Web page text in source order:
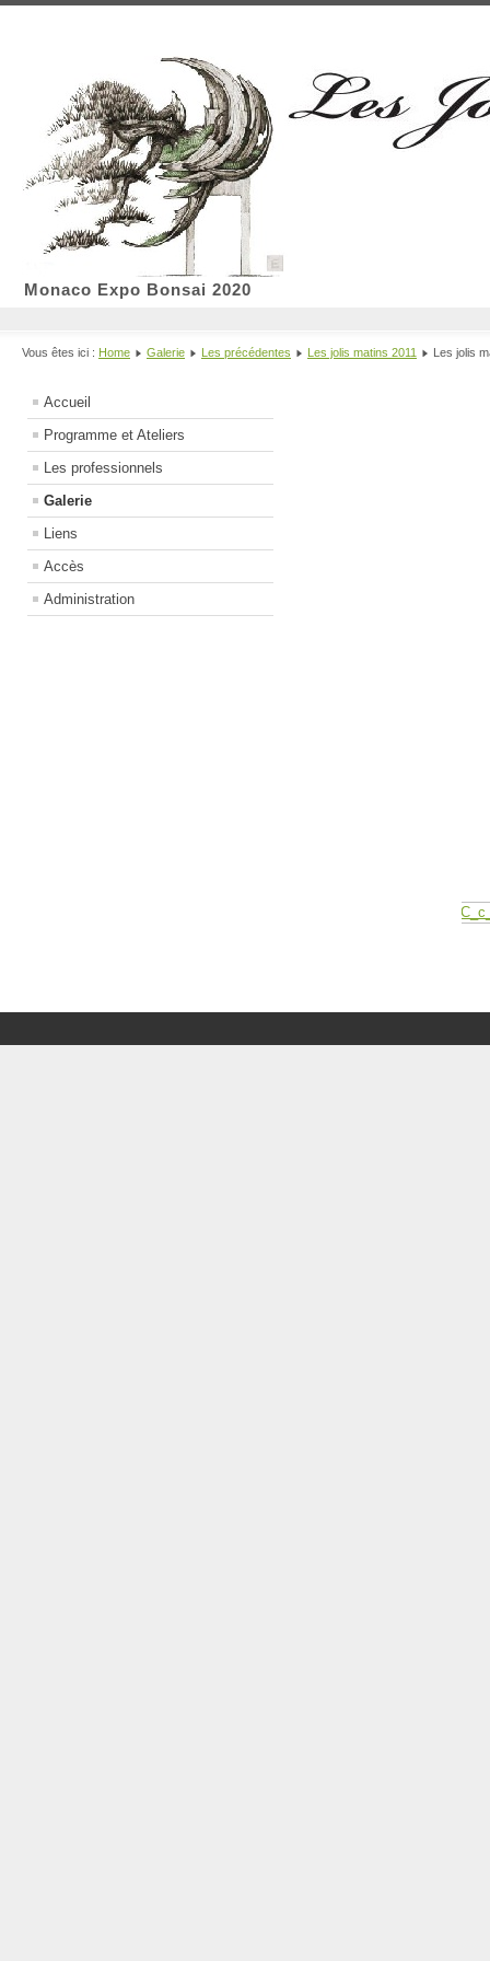
Monaco Expo Bonsai 2020
Vous êtes ici : Home Galerie Les précédentes Les jolis matins 2011 Les jolis
Accueil
Programme et Ateliers
Les professionnels
Galerie
Liens
Accès
Administration